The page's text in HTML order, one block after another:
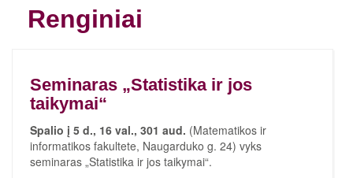
Renginiai
Seminaras „Statistika ir jos
taikymai“
Spalio į 5 d., 16 val., 301 aud. (Matematikos ir
informatikos fakultete, Naugarduko g. 24) vyks
seminaras „Statistika ir jos taikymai“.